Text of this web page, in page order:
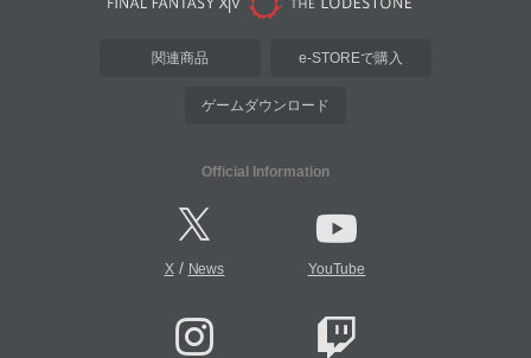
関連商品 e-STOREで購入
ゲームダウンロード
Official Information
X/ News YouTube